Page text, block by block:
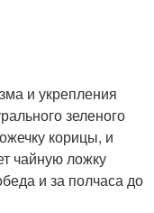
и укрепления
зеленого
корицы, и
чайную ложку
и за полчаса до